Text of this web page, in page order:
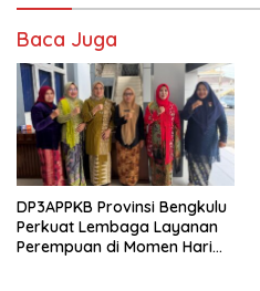
Baca Juga
DP3APPKB Provinsi Bengkulu
Perkuat Lembaga Layanan
Perempuan di Momen Hari